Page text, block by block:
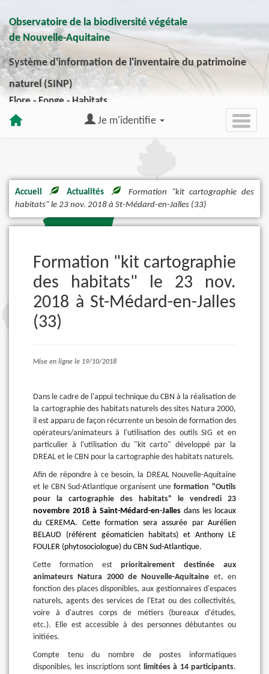
Observatoire de la biodiversité végétale
de Nouvelle-Aquitaine
Système d'information de l'inventaire du patrimoine
naturel (SINP)
Flore - Fonge - Habitats
Je m'identifie
Accueil Actualités
Formation "kit cartographie des
habitats" le 23 nov. 2018 à St-Médard-en-Jalles (33)
Formation "kit cartographie
des habitats" le 23 nov.
2018 à St-Médard-en-Jalles
(33)
Mise en ligne le 19/10/2018
Dans le cadre de l'appui technique du CBN à la réalisation de
la cartographie des habitats naturels des sites Natura 2000,
il est apparu de façon récurrente un besoin de formation des
opérateurs/animateurs à l'utilisation des outils SIG et en
particulier à l'utilisation du "kit carto" développé par la
DREAL et le CBN pour la cartographie des habitats naturels.
Afin de répondre à ce besoin, la DREAL Nouvelle-Aquitaine
et le CBN Sud-Atlantique organisent une formation "Outils
pour la cartographie des habitats" le vendredi 23
novembre 2018 à Saint-Médard-en-Jalles dans les locaux
du CEREMA. Cette formation sera assurée par Aurélien
BELAUD (référent géomaticien habitats) et Anthony LE
FOULER (phytosociologue) du CBN Sud-Atlantique.
Cette formation est prioritairement destinée aux
animateurs Natura 2000 de Nouvelle-Aquitaine et, en
fonction des places disponibles, aux gestionnaires d'espaces
naturels, agents des services de l'Etat ou des collectivités,
voire à d'autres corps de métiers (bureaux d'études,
etc.). Elle est accessible à des personnes débutantes ou
initiées.
Compte tenu du nombre de postes informatiques
disponibles, les inscriptions sont limitées à 14 participants.